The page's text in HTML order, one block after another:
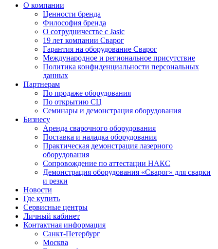
О компании
Ценности бренда
Философия бренда
О сотрудничестве с Jasic
19 лет компании Сварог
Гарантия на оборудование Сварог
Международное и региональное присутствие
Политика конфиденциальности персональных
данных
Партнерам
По продаже оборудования
По открытию СЦ
Семинары и демонстрация оборудования
Бизнесу
Аренда сварочного оборудования
Поставка и наладка оборудования
Практическая демонстрация лазерного
оборудования
Сопровождение по аттестации НАКС
Демонстрация оборудования «Сварог» для сварки
и резки
Новости
Где купить
Сервисные центры
Личный кабинет
Контактная информация
Санкт-Петербург
Москва